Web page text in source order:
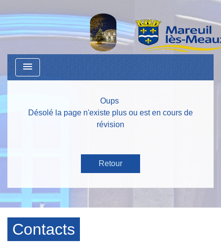
menu
Oups
Désolé la page n'existe plus ou est en cours de
révision
Retour
Contacts